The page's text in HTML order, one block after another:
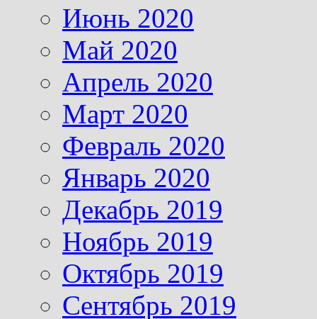
Июнь 2020
Май 2020
Апрель 2020
Март 2020
Февраль 2020
Январь 2020
Декабрь 2019
Ноябрь 2019
Октябрь 2019
Сентябрь 2019